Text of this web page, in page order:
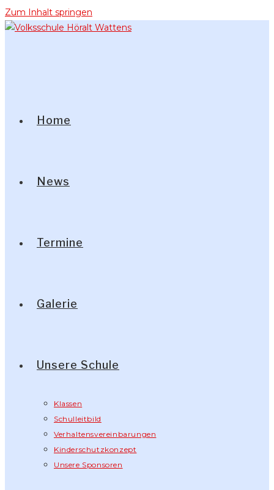
Zum Inhalt springen
Home
News
Termine
Galerie
Unsere Schule
Klassen
Schulleitbild
Verhaltensvereinbarungen
Kinderschutzkonzept
Unsere Sponsoren